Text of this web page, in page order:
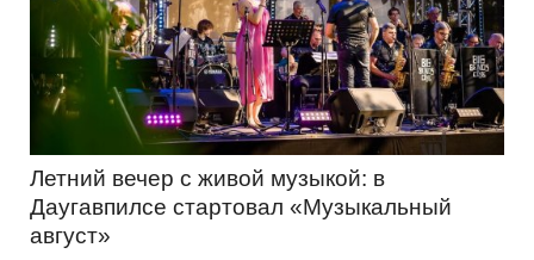
Летний вечер с живой музыкой: в
Даугавпилсе стартовал «Музыкальный
август»